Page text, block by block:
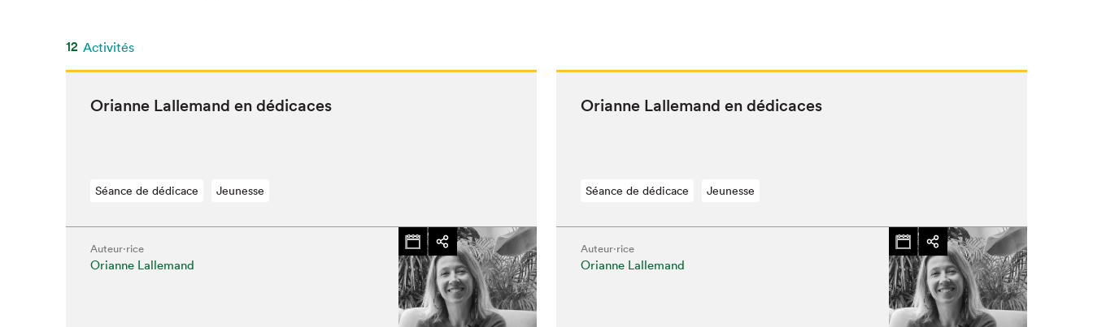
12 Activités
Ori­anne Lalle­mand en dédicaces
Séance de dédicace Jeunesse
Auteur·rice
Orianne Lallemand
Ori­anne Lalle­mand en dédicaces
Séance de dédicace Jeunesse
Auteur·rice
Orianne Lallemand